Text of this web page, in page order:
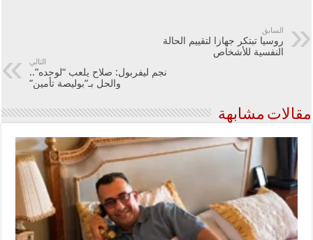
السابق
روسيا تبتكر جهازا لتقييم الحالة
النفسية للأشخاص
التالي
نجم ليفربول: صلاح يلعب “لوحده”..
والحل بـ”بوليصة تأمين”
مقالات مشابهة